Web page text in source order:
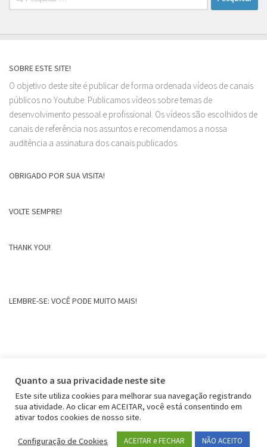
por:
SOBRE ESTE SITE!
O objetivo deste site é publicar de forma ordenada vídeos de canais
públicos no Youtube. Publicamos vídeos sobre temas de
desenvolvimento pessoal e profissional. Os vídeos são escolhidos de
canais de referência nos assuntos e recomendamos a nossa
auditência a assinatura dos canais publicados.
OBRIGADO POR SUA VISITA!
VOLTE SEMPRE!
THANK YOU!
LEMBRE-SE: VOCÊ PODE MUITO MAIS!
Quanto a sua privacidade neste site
Este site utiliza cookies para melhorar sua navegação registrando
sua atividade. Ao clicar em ACEITAR, você está consentindo em
ativar todos cookies de nosso site.
Configuração de Cookies ACEITAR e FECHAR NÃO ACEITO